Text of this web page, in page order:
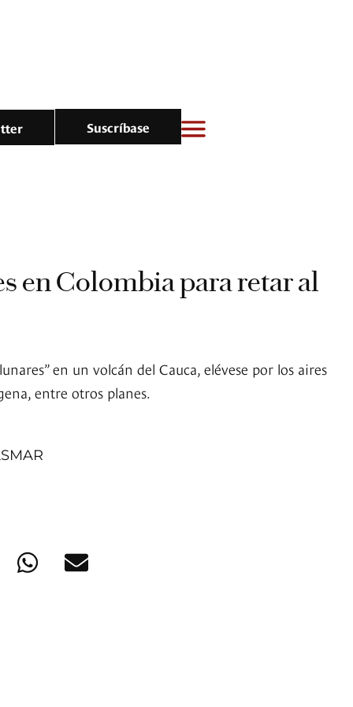
Suscríbase
en Colombia para retar al
en un volcán del Cauca, elévese por los aires
entre otros planes.